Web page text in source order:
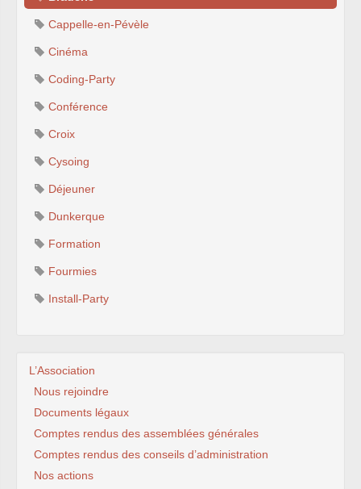
Cappelle-en-Pévèle
Cinéma
Coding-Party
Conférence
Croix
Cysoing
Déjeuner
Dunkerque
Formation
Fourmies
Install-Party
L’Association
Nous rejoindre
Documents légaux
Comptes rendus des assemblées générales
Comptes rendus des conseils d’administration
Nos actions